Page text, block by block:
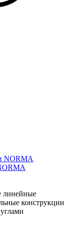
линейные
конструкции